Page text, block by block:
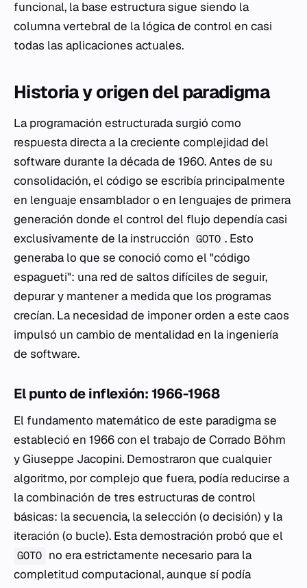
funcional, la base estructura sigue siendo la
columna vertebral de la lógica de control en casi
todas las aplicaciones actuales.
Historia y origen del paradigma
La programación estructurada surgió como
respuesta directa a la creciente complejidad del
software durante la década de 1960. Antes de su
consolidación, el código se escribía principalmente
en lenguaje ensamblador o en lenguajes de primera
generación donde el control del flujo dependía casi
exclusivamente de la instrucción GOTO . Esto
generaba lo que se conoció como el "código
espagueti": una red de saltos difíciles de seguir,
depurar y mantener a medida que los programas
crecían. La necesidad de imponer orden a este caos
impulsó un cambio de mentalidad en la ingeniería
de software.
El punto de inflexión: 1966-1968
El fundamento matemático de este paradigma se
estableció en 1966 con el trabajo de Corrado Böhm
y Giuseppe Jacopini. Demostraron que cualquier
algoritmo, por complejo que fuera, podía reducirse a
la combinación de tres estructuras de control
básicas: la secuencia, la selección (o decisión) y la
iteración (o bucle). Esta demostración probó que el
GOTO no era estrictamente necesario para la
completitud computacional, aunque sí podía